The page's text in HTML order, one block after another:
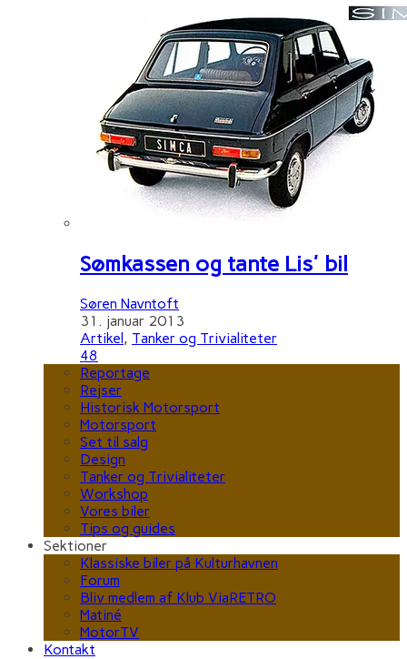
Sømkassen og tante Lis' bil
Søren Navntoft
31. januar 2013
Artikel, Tanker og Trivialiteter
48
Reportage
Rejser
Historisk Motorsport
Motorsport
Set til salg
Design
Tanker og Trivialiteter
Workshop
Vores biler
Tips og guides
Sektioner
Klassiske biler på Kulturhavnen
Forum
Bliv medlem af Klub ViaRETRO
Matiné
MotorTV
Kontakt